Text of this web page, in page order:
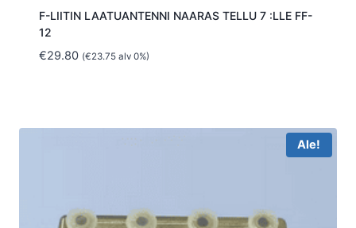
F-LIITIN LAATUANTENNI NAARAS TELLU 7 :LLE FF-
12
€29.80 (€23.75alv 0%)
Ale!